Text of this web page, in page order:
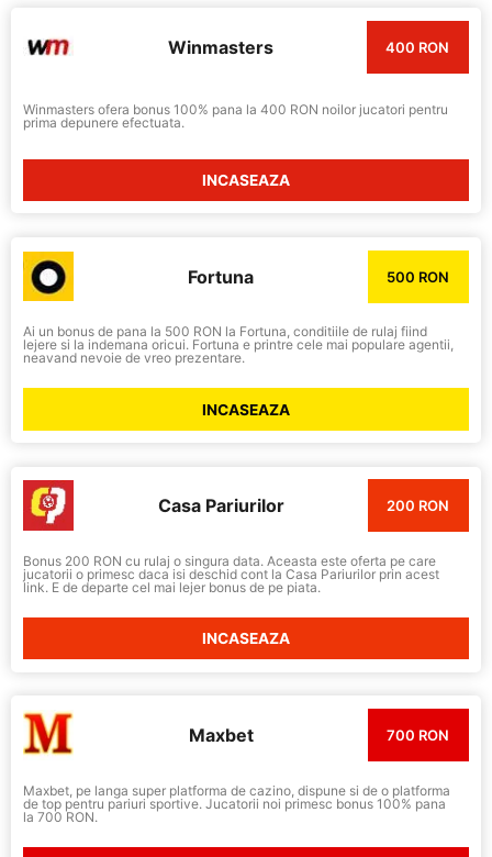
Winmasters 400 RON
Winmasters ofera bonus 100% pana la 400 RON noilor jucatori pentru
prima depunere efectuata.
INCASEAZA
Fortuna 500 RON
Ai un bonus de pana la 500 RON la Fortuna, conditiile de rulaj fiind
lejere si la indemana oricui. Fortuna e printre cele mai populare agentii,
neavand nevoie de vreo prezentare.
INCASEAZA
Casa Pariurilor 200 RON
Bonus 200 RON cu rulaj o singura data. Aceasta este oferta pe care
jucatorii o primesc daca isi deschid cont la Casa Pariurilor prin acest
link. E de departe cel mai lejer bonus de pe piata.
INCASEAZA
Maxbet 700 RON
Maxbet, pe langa super platforma de cazino, dispune si de o platforma
de top pentru pariuri sportive. Jucatorii noi primesc bonus 100% pana
la 700 RON.